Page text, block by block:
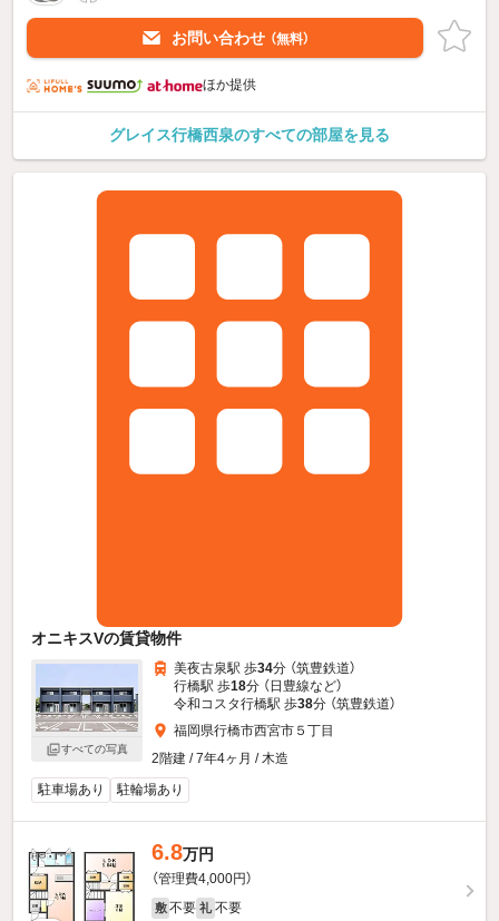
お問い合わせ （無料）
ほか提供
グレイス行橋西泉のすべての部屋を見る
オニキスVの賃貸物件
すべての写真
美夜古泉駅 歩34分 （筑豊鉄道）
行橋駅 歩18分 （日豊線など）
令和コスタ行橋駅 歩38分 （筑豊鉄道）
福岡県行橋市西宮市５丁目
2階建 / 7年4ヶ月 / 木造
駐車場あり
駐輪場あり
6.8万円
（管理費4,000円）
敷 不要 礼 不要